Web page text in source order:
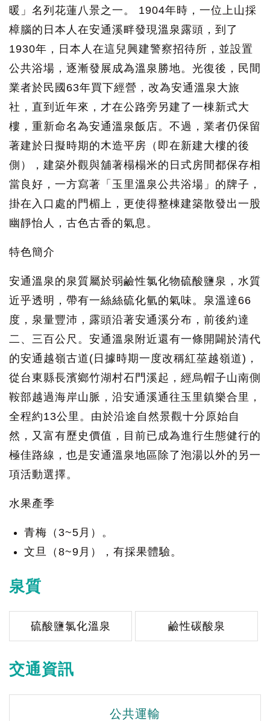
暖」名列花蓮八景之一。 1904年時，一位上山採
樟腦的日本人在安通溪畔發現溫泉露頭，到了
1930年，日本人在這兒興建警察招待所，並設置
公共浴場，逐漸發展成為溫泉勝地。光復後，民間
業者於民國63年買下經營，改為安通溫泉大旅
社，直到近年來，才在公路旁另建了一棟新式大
樓，重新命名為安通溫泉飯店。不過，業者仍保留
著建於日擬時期的木造平房（即在新建大樓的後
側），建築外觀與舖著榻榻米的日式房間都保存相
當良好，一方寫著「玉里溫泉公共浴場」的牌子，
掛在入口處的門楣上，更使得整棟建築散發出一股
幽靜怡人，古色古香的氣息。
特色簡介
安通溫泉的泉質屬於弱鹼性氯化物硫酸鹽泉，水質
近乎透明，帶有一絲絲硫化氫的氣味。泉溫達66
度，泉量豐沛，露頭沿著安通溪分布，前後約達
二、三百公尺。安通溫泉附近還有一條開闢於清代
的安通越嶺古道(日據時期一度改稱紅莝越嶺道)，
從台東縣長濱鄉竹湖村石門溪起，經烏帽子山南側
鞍部越過海岸山脈，沿安通溪通往玉里鎮樂合里，
全程約13公里。由於沿途自然景觀十分原始自
然，又富有歷史價值，目前已成為進行生態健行的
極佳路線，也是安通溫泉地區除了泡湯以外的另一
項活動選擇。
水果產季
青梅（3~5月）。
文旦（8~9月），有採果體驗。
泉質
硫酸鹽氯化溫泉 鹼性碳酸泉
交通資訊
公共運輸